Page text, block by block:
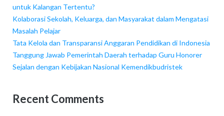
untuk Kalangan Tertentu?
Kolaborasi Sekolah, Keluarga, dan Masyarakat dalam Mengatasi
Masalah Pelajar
Tata Kelola dan Transparansi Anggaran Pendidikan di Indonesia
Tanggung Jawab Pemerintah Daerah terhadap Guru Honorer
Sejalan dengan Kebijakan Nasional Kemendikbudristek
Recent Comments